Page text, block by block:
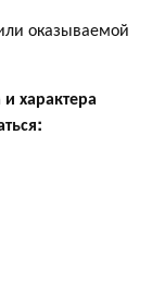
оказываемой
характера